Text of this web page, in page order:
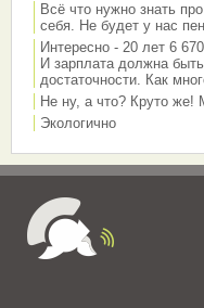
Всё что нужно знать
себя. Не будет у нас
Интересно - 20 лет 6
И зарплата должна
достаточности. Как
Не ну, а что? Круто же!
Экологично